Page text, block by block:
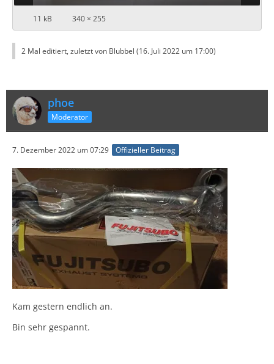
11 kB 340 × 255
2 Mal editiert, zuletzt von Blubbel (16. Juli 2022 um 17:00)
phoe
Moderator
7. Dezember 2022 um 07:29 Offizieller Beitrag
Kam gestern endlich an.
Bin sehr gespannt.